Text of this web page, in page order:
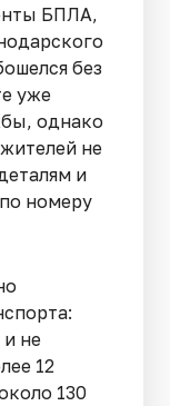
БПЛА,
без
уже
однако
не
и
номеру
не
12
130